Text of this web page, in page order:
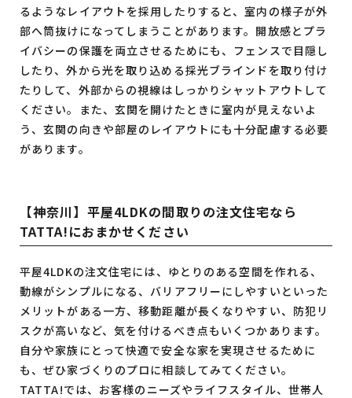
るようなレイアウトを採用したりすると、室内の様子が外
部へ筒抜けになってしまうことがあります。開放感とプラ
イバシーの保護を両立させるためにも、フェンスで目隠し
したり、外から光を取り込める採光ブラインドを取り付け
たりして、外部からの視線はしっかりシャットアウトして
ください。また、玄関を開けたときに室内が見えないよ
う、玄関の向きや部屋のレイアウトにも十分配慮する必要
があります。
【神奈川】平屋4LDKの間取りの注文住宅なら
TATTA!におまかせください
平屋4LDKの注文住宅には、ゆとりのある空間を作れる、
動線がシンプルになる、バリアフリーにしやすいといった
メリットがある一方、移動距離が長くなりやすい、防犯リ
スクが高いなど、気を付けるべき点もいくつかあります。
自分や家族にとって快適で安全な家を実現させるために
も、ぜひ家づくりのプロに相談してみてください。
TATTA!では、お客様のニーズやライフスタイル、世帯人